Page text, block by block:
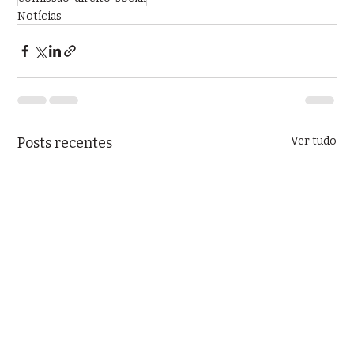
Notícias
Posts recentes Ver tudo